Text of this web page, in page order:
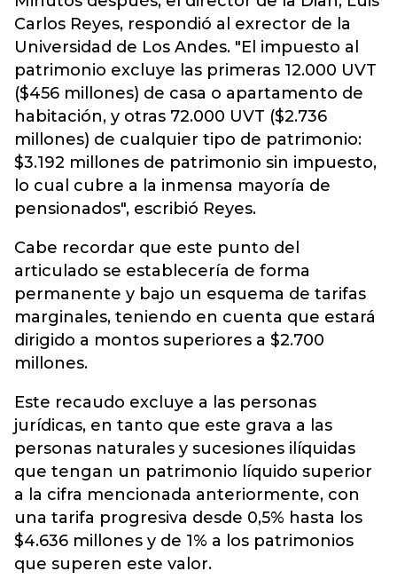
Carlos Reyes, respondió al exrector de la
Universidad de Los Andes. "El impuesto al
patrimonio excluye las primeras 12.000 UVT
($456 millones) de casa o apartamento de
habitación, y otras 72.000 UVT ($2.736
millones) de cualquier tipo de patrimonio:
$3.192 millones de patrimonio sin impuesto,
lo cual cubre a la inmensa mayoría de
pensionados", escribió Reyes.
Cabe recordar que este punto del
articulado se establecería de forma
permanente y bajo un esquema de tarifas
marginales, teniendo en cuenta que estará
dirigido a montos superiores a $2.700
millones.
Este recaudo excluye a las personas
jurídicas, en tanto que este grava a las
personas naturales y sucesiones ilíquidas
que tengan un patrimonio líquido superior
a la cifra mencionada anteriormente, con
una tarifa progresiva desde 0,5% hasta los
$4.636 millones y de 1% a los patrimonios
que superen este valor.